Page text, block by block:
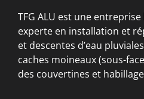
TFG ALU est une entreprise
experte en installation et
et descentes d’eau
caches moineaux (sous-
des couvertines et